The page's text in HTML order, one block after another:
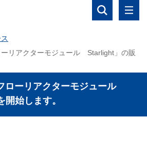
ーリアクターモジュール Starlight」の販
ローリアクターモジュール
始します。